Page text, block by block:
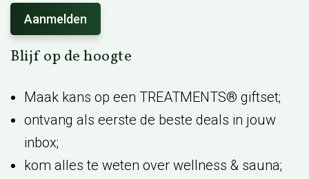
Blijf op de hoogte
Maak kans op een TREATMENTS® giftset;
ontvang als eerste de beste deals in jouw
inbox;
kom alles te weten over wellness & sauna;